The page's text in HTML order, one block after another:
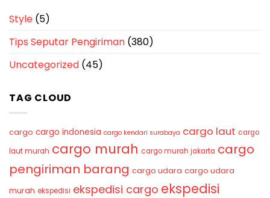
Style (5)
Tips Seputar Pengiriman (380)
Uncategorized (45)
TAG CLOUD
cargo cargo indonesia cargo kendari surabaya cargo laut cargo
laut murah cargo murah cargo murah jakarta cargo
pengiriman barang cargo udara cargo udara
murah ekspedisi ekspedisi cargo ekspedisi